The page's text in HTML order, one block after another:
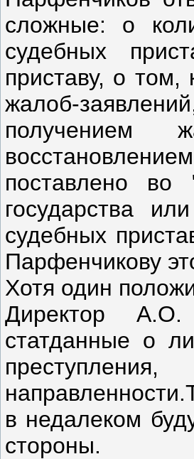
сложные: о
судебных
приставу, о том,
жалоб-
поставлено
государства
судебных
Парфенчикову
Хотя один
Директор А.О.
статданные о
в недалеком
стороны.